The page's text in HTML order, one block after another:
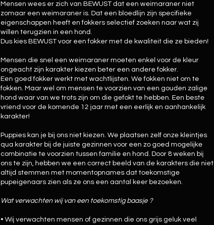
Mensen wees er zich van BEWUST dat een weimaraner niet
zomaar een weimaraner is. Dat een bloedlijn zijn specifieke
eigenschappen heeft en fokkers selectief zoeken naar wat zij
willen terugzien in een hond.
Dus kies BEWUST voor een fokker met de kwaliteit die ze bieden!
Mensen die snel een weimaraner moeten enkel voor de kleur
ongeacht zijn karakter kiezen beter een andere fokker.
Een goed fokker werkt met wachtlijsten. We fokken niet om te
fokken. Maar wel om mensen te voorzien van een gouden zalige
hond waar van we trots zijn om die gefokt te hebben. Een beste
vriend voor de komende 12 jaar met een eerlijk en aanhankelijk
karakter!
Puppies kan je bij ons niet kiezen. We plaatsen zelf onze kleintjes
qua karakter bij de juiste gezinnen voor een zo goed mogelijke
combinatie te voorzien tussen familie en hond. Door 8 weken bij
ons te zijn, hebben we een correct beeld van de karakters die niet
altijd stemmen met momentopnames dat toekomstige
pupeigenaars zien als ze ons een aantal keer bezoeken.
Wat verwachten wij van een toekomstig baasje ?
• Wij verwachten mensen of gezinnen die ons grijs geluk veel